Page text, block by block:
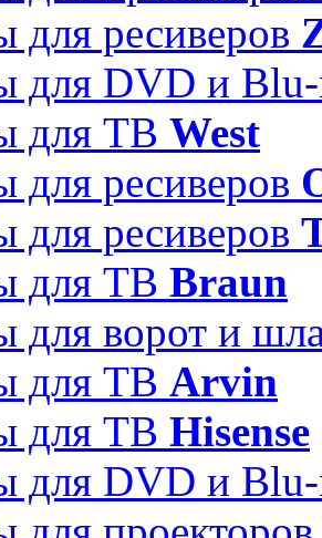
для ресиверов
для DVD и
для ТВ West
для ресиверов
для ресиверов
для ТВ Braun
для ворот и
для ТВ Arvin
для ТВ Hisense
для DVD и